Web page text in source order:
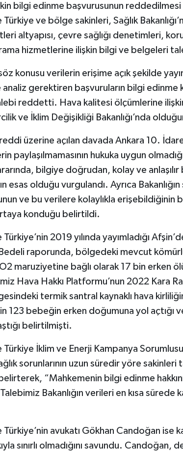
bilgi edinme başvurusunun reddedilmesi
ve bölge sakinleri, Sağlık
altyapısı, çevre sağlığı denetimleri,
hizmetlerine ilişkin bilgi ve belgeleri
konusu verilerin erişime açık şekilde
gerektiren başvuruların bilgi edinme
reddetti. Hava kalitesi ölçümlerine
ve İklim Değişikliği Bakanlığı’nda
üzerine açılan davada Ankara 10.
paylaşılmamasının hukuka uygun
bilgiye doğrudan, kolay ve
esas olduğu vurgulandı. Ayrıca
ve bu verilere kolaylıkla erişebildiğinin
konduğu belirtildi.
2019 yılında yayımladığı
raporunda, bölgedeki mevcut
maruziyetine bağlı olarak 17 bin erken
Hava Hakkı Platformu’nun 2022 Kara
termik santral kaynaklı hava
123 bebeğin erken doğumuna yol açtığı
belirtilmişti.
İklim ve Enerji Kampanya
sorunlarının uzun süredir yöre sakinleri
“Mahkemenin bilgi edinme
Bakanlığın verileri en kısa sürede
avukatı Gökhan Candoğan ise
sınırlı olmadığını savundu.